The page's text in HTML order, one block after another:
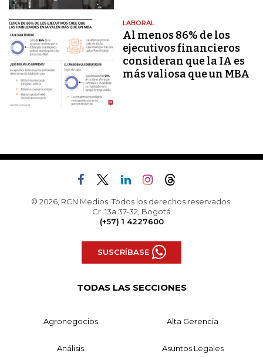
LABORAL
Al menos 86% de los
ejecutivos financieros
consideran que la IA es
más valiosa que un MBA
© 2026, RCN Medios. Todos los derechos reservados.
Cr. 13a 37-32, Bogotá
(+57) 1 4227600
SUSCRÍBASE
TODAS LAS SECCIONES
Agronegocios Alta Gerencia
Análisis Asuntos Legales